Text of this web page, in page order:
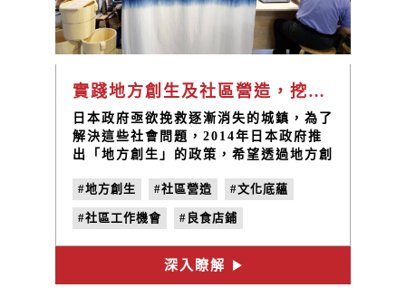
實踐地方創生及社區營造，挖掘三峽深厚文化底蘊
日本政府亟欲挽救逐漸消失的城鎮，為了
解決這些社會問題，2014年日本政府推
出「地方創生」的政策，希望透過地方創
人口回流，進而創造地方經濟振興。台灣
政府為均衡城鄉發展，國發會也推動「設
計翻轉、地方創生」理念，透過設計翻轉
工作者，挖掘地方文化底蘊。
#地方創生 #社區營造 #文化底蘊
#社區工作機會 #良食店鋪
#社區共好循環 #職能培育 #城鄉發展
深入瞭解